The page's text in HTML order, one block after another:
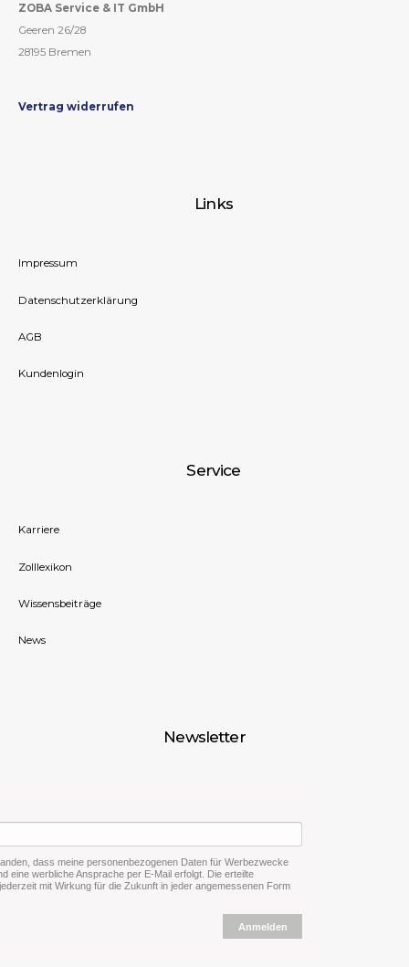
ZOBA Service & IT GmbH
Geeren 26/28
28195 Bremen
Vertrag widerrufen
Links
Impressum
Datenschutzerklärung
AGB
Kundenlogin
Service
Karriere
Zolllexikon
Wissensbeiträge
News
Newsletter
dass meine personenbezogenen Daten für Werbezwecke
eine werbliche Ansprache per E-Mail erfolgt. Die erteilte
mit Wirkung für die Zukunft in jeder angemessenen Form
Anmelden